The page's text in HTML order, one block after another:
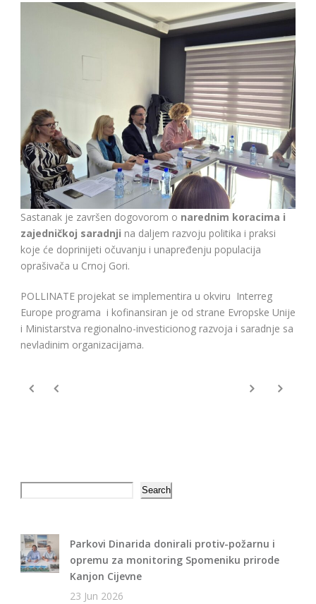
Sastanak je završen dogovorom o narednim koracima i
zajedničkoj saradnji na daljem razvoju politika i praksi
koje će doprinijeti očuvanju i unapređenju populacija
oprašivača u Crnoj Gori.
POLLINATE projekat se implementira u okviru Interreg
Europe programa i kofinansiran je od strane Evropske Unije
i Ministarstva regionalno-investicionog razvoja i saradnje sa
nevladinim organizacijama.
Search
Parkovi Dinarida donirali protiv-požarnu i
opremu za monitoring Spomeniku prirode
Kanjon Cijevne
23 Jun 2026